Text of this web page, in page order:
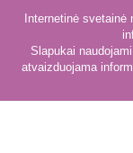
Internetinė
Slapukai
atvaizduojama
Plieninė danga